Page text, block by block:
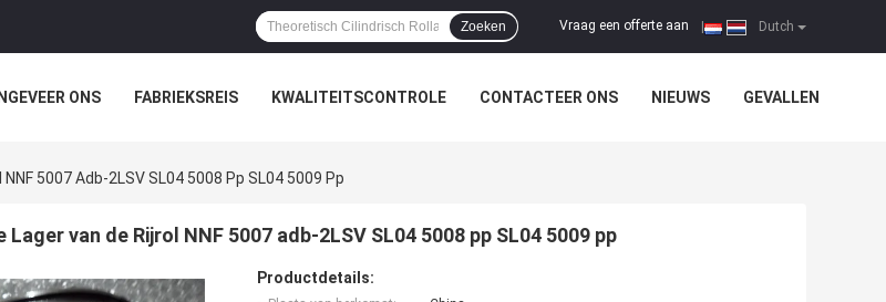
Dutch
Vraag een offerte aan
Zoeken
ONS FABRIEKSREIS KWALITEITSCONTROLE CONTACTEER ONS NIEUWS GEVALLEN
5007 Adb-2LSV SL04 5008 Pp SL04 5009 Pp
Lager van de Rijrol NNF 5007 adb-2LSV SL04 5008 pp SL04 5009 pp
Productdetails: